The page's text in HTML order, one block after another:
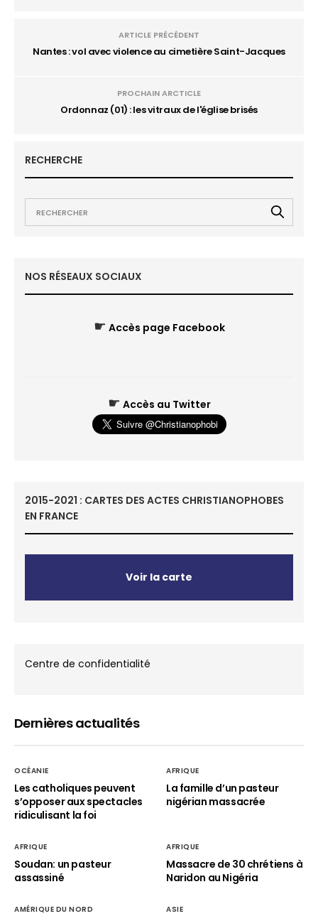
ARTICLE PRÉCÉDENT
Nantes : vol avec violence au cimetière Saint-Jacques
PROCHAIN ARCTICLE
Ordonnaz (01) : les vitraux de l'église brisés
RECHERCHE
NOS RÉSEAUX SOCIAUX
☛ Accès page Facebook
☛ Accès au Twitter
2015-2021 : CARTES DES ACTES CHRISTIANOPHOBES
EN FRANCE
Voir la carte
Centre de confidentialité
Dernières actualités
OCÉANIE
Les catholiques peuvent
s’opposer aux spectacles
ridiculisant la foi
AFRIQUE
La famille d’un pasteur
nigérian massacrée
AFRIQUE
Soudan: un pasteur
assassiné
AFRIQUE
Massacre de 30 chrétiens à
Naridon au Nigéria
AMÉRIQUE DU NORD ASIE